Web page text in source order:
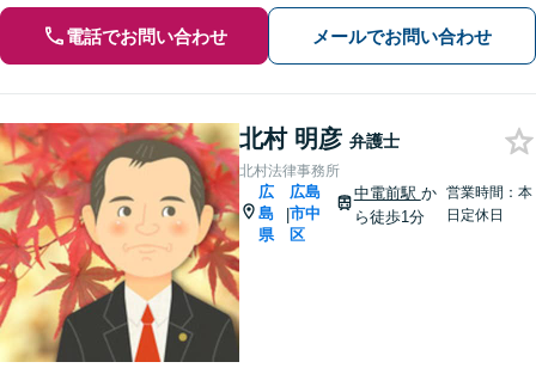
電話でお問い合わせ メールでお問い合わせ
北村 明彦 弁護士
北村法律事務所
広
島
県
|
広島
市中
区
中電前駅 か
ら徒歩1分
営業時間：本
日定休日